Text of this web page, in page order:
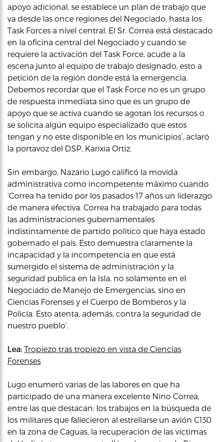
apoyo adicional, se establece un plan de trabajo que
va desde las once regiones del Negociado, hasta los
Task Forces a nivel central. El Sr. Correa está destacado
en la oficina central del Negociado y cuando se
requiere la activación del Task Force, acude a la
escena junto al equipo de trabajo designado, esto a
petición de la región donde está la emergencia.
Debemos recordar que el Task Force no es un grupo
de respuesta inmediata sino que es un grupo de
apoyo que se activa cuando se agotan los recursos o
se solicita algún equipo especializado que estos
tengan y no este disponible en los municipios’, aclaró
la portavoz del DSP, Karixia Ortiz.
Sin embargo, Nazario Lugo calificó la movida
administrativa como incompetente máximo cuando
‘Correa ha tenido por los pasados 17 años un liderazgo
de manera efectiva. Correa ha trabajado para todas
las administraciones gubernamentales
indistintamente de partido político que haya estado
gobernado el país. Esto demuestra claramente la
incapacidad y la incompetencia en que está
sumergido el sistema de administración y la
seguridad publica en la Isla, no solamente en el
Negociado de Manejo de Emergencias, sino en
Ciencias Forenses y el Cuerpo de Bomberos y la
Policía. Esto atenta, además, contra la seguridad de
nuestro pueblo’.
Lea: Tropiezo tras tropiezo en vista de Ciencias
Forenses
Lugo enumeró varias de las labores en que ha
participado de una manera excelente Nino Correa,
entre las que destacan: los trabajos en la búsqueda de
los militares que fallecieron al estrellarse un avión C130
en la zona de Caguas, la recuperación de las victimas